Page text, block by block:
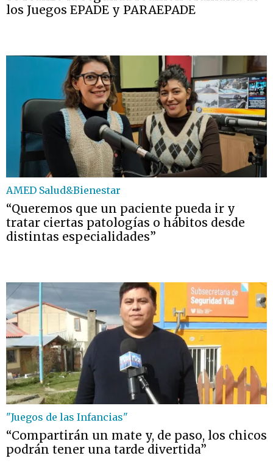
los Juegos EPADE y PARAEPADE
AMED Salud&Bienestar
“Queremos que un paciente pueda ir y
tratar ciertas patologías o hábitos desde
distintas especialidades”
"Juegos de las Infancias"
“Compartirán un mate y, de paso, los chicos
podrán tener una tarde divertida”